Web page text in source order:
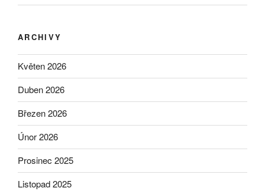
ARCHIVY
Květen 2026
Duben 2026
Březen 2026
Únor 2026
Prosinec 2025
Listopad 2025